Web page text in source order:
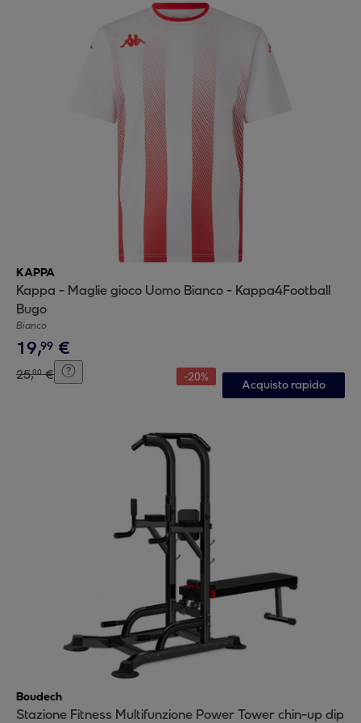
KAPPA
Kappa - Maglie gioco Uomo Bianco - Kappa4Football
Bugo
Bianco
19,99 €
25,00 € -20%
Acquisto rapido
Boudech
Stazione Fitness Multifunzione Power Tower chin-up dip